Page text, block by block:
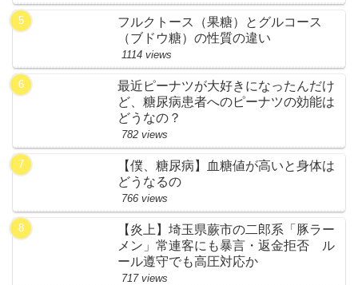
フルクトース（果糖）とグルコース
（ブドウ糖）の性質の違い
1114 views
最近ピーナツが大好きになったんだけ
ど、糖尿病患者へのピーナツの効能は
どうなの？
782 views
【僕、糖尿病】血糖値が高いと身体は
どうなるの
766 views
【炎上】埼玉県蕨市の二郎系「豚ラー
メン」常連客にも暴言・返金拒否 ル
ール遵守でも高圧対応か
717 views